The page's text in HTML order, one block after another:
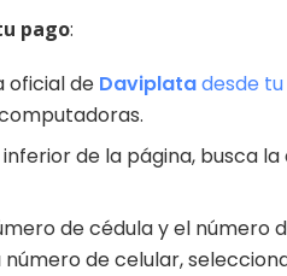
pago:
oficial de Daviplatadesde
de la página, busca
de cédula y el número
de celular,